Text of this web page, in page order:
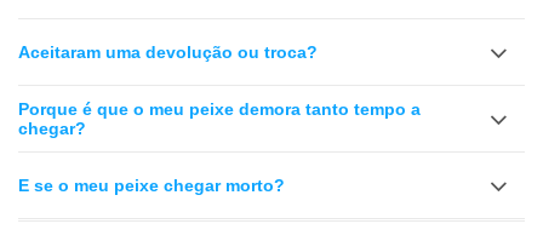
Aceitaram uma devolução ou troca?
Porque é que o meu peixe demora tanto tempo a
chegar?
E se o meu peixe chegar morto?